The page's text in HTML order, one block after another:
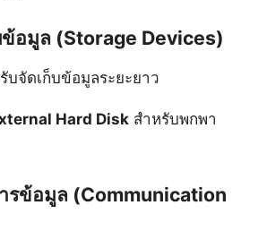
อมูล (Storage Devices)
บจัดเก็บข้อมูลระยะยาว
Hard Disk สำหรับพกพา
รข้อมูล (Communication